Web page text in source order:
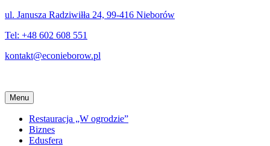
ul. Janusza Radziwiłła 24, 99-416 Nieborów
Tel: +48 602 608 551
kontakt@econieborow.pl
Menu
Restauracja „W ogrodzie”
Biznes
Edusfera